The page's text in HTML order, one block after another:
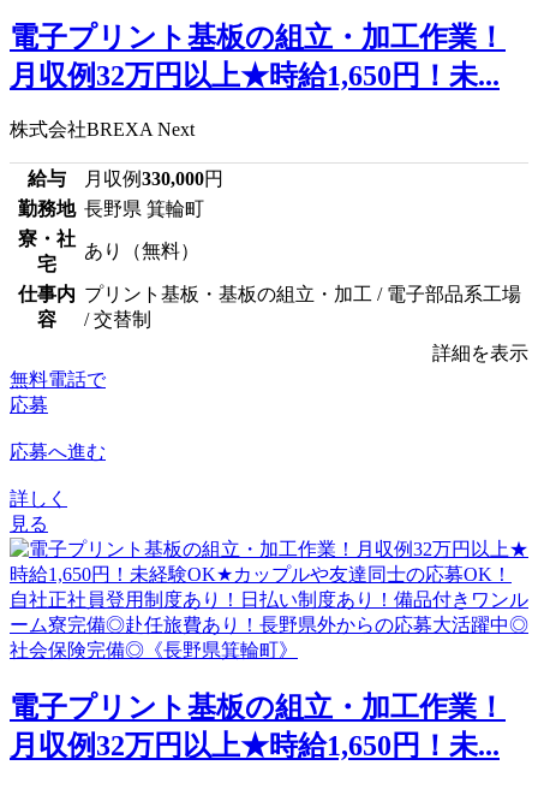
電子プリント基板の組立・加工作業！
月収例32万円以上★時給1,650円！未...
株式会社BREXA Next
給与 月収例330,000円
勤務地 長野県 箕輪町
寮・社
宅
あり（無料）
仕事内
容
プリント基板・基板の組立・加工 / 電子部品系工場
/ 交替制
詳細を表示
無料電話で
応募
応募へ進む
詳しく
見る
電子プリント基板の組立・加工作業！
月収例32万円以上★時給1,650円！未...